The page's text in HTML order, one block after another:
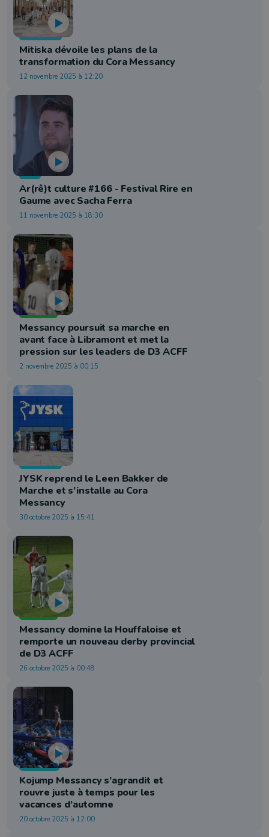
Economie
Mitiska dévoile les plans de la
transformation du Cora Messancy
12 novembre 2025 à 12:20
Info
Ar(rê)t culture #166 - Festival Rire en
Gaume avec Sacha Ferra
11 novembre 2025 à 18:30
Football
Messancy poursuit sa marche en
avant face à Libramont et met la
pression sur les leaders de D3 ACFF
2 novembre 2025 à 00:15
Economie
JYSK reprend le Leen Bakker de
Marche et s’installe au Cora
Messancy
30 octobre 2025 à 15:41
Football
Messancy domine la Houffaloise et
remporte un nouveau derby provincial
de D3 ACFF
26 octobre 2025 à 00:48
Jeunesse
Kojump Messancy s’agrandit et
rouvre juste à temps pour les
vacances d’automne
20 octobre 2025 à 12:00